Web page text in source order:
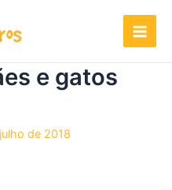
e gatos
de 2018